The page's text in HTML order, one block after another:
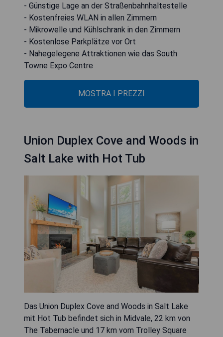
- Günstige Lage an der Straßenbahnhaltestelle
- Kostenfreies WLAN in allen Zimmern
- Mikrowelle und Kühlschrank in den Zimmern
- Kostenlose Parkplätze vor Ort
- Nahegelegene Attraktionen wie das South
Towne Expo Centre
MOSTRA I PREZZI
Union Duplex Cove and Woods in
Salt Lake with Hot Tub
Das Union Duplex Cove and Woods in Salt Lake
mit Hot Tub befindet sich in Midvale, 22 km von
The Tabernacle und 17 km vom Trolley Square